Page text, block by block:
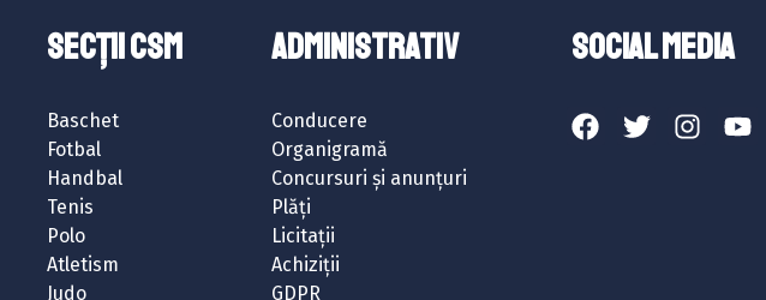
SECȚII CSM
Baschet
Fotbal
Handbal
Tenis
Polo
Atletism
Judo
ADMINISTRATIV
Conducere
Organigramă
Concursuri și anunțuri
Plăți
Licitații
Achiziții
GDPR
SOCIAL MEDIA